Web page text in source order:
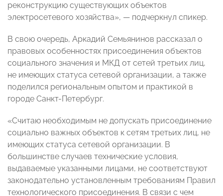
реконструкцию существующих объектов
электросетевого хозяйства», — подчеркнул спикер.
В свою очередь, Аркадий Семьянинов рассказал о
правовых особенностях присоединения объектов
социального значения и МКД от сетей третьих лиц,
не имеющих статуса сетевой организации, а также
поделился региональным опытом и практикой в
городе Санкт-Петербург.
«Считаю необходимым не допускать присоединение
социально важных объектов к сетям третьих лиц, не
имеющих статуса сетевой организации. В
большинстве случаев технические условия,
выдаваемые указанными лицами, не соответствуют
законодательно установленным требованиям Правил
технологического присоединения. В связи с чем